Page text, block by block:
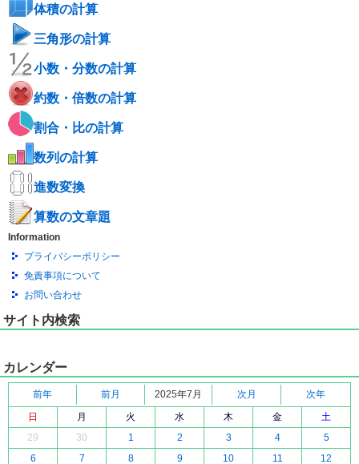
体積の計算
三角形の計算
小数・分数の計算
約数・倍数の計算
割合・比の計算
数列の計算
進数変換
算数の文章題
Information
プライバシーポリシー
免責事項について
お問い合わせ
サイト内検索
カレンダー
前年 前月 2025年7月 次月
次年
日
月 火 水 木 金
土
29
30 1 2 3 4
5
6
7 8 9 10 11 12